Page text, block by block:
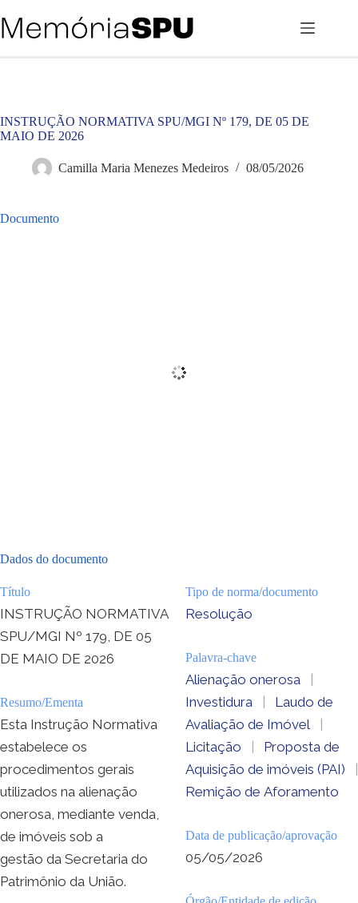
para
o
INSTRUÇÃO NORMATIVA SPU/MGI Nº 179, DE 05 DE
MAIO DE 2026
Camilla Maria Menezes Medeiros 08/05/2026
Documento
Dados do documento
Título
INSTRUÇÃO NORMATIVA
SPU/MGI Nº 179, DE 05
DE MAIO DE 2026
Resumo/Ementa
Esta Instrução Normativa
estabelece os
procedimentos gerais
utilizados na alienação
onerosa, mediante venda,
de imóveis sob a
gestão da Secretaria do
Patrimônio da União.
Tipo de norma/documento
Resolução
Palavra-chave
Alienação onerosa
|
Investidura
|
Laudo de
Avaliação de Imóvel
|
Licitação
|
Proposta de
Aquisição de imóveis (PAI)
|
Remição de Aforamento
Data de publicação/aprovação
05/05/2026